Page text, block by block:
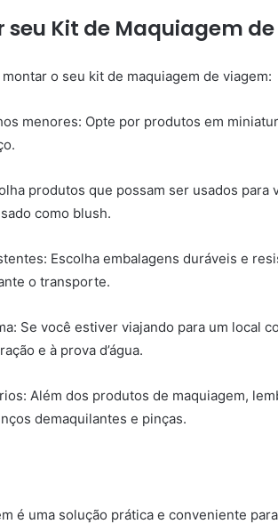
Kit de Maquiagem
o seu kit de maquiagem de viagem:
menores: Opte por produtos em
produtos que possam ser usados para
como blush.
Escolha embalagens duráveis e
o transporte.
Se você estiver viajando para um local
e à prova d’água.
Além dos produtos de maquiagem,
demaquilantes e pinças.
é uma solução prática e conveniente